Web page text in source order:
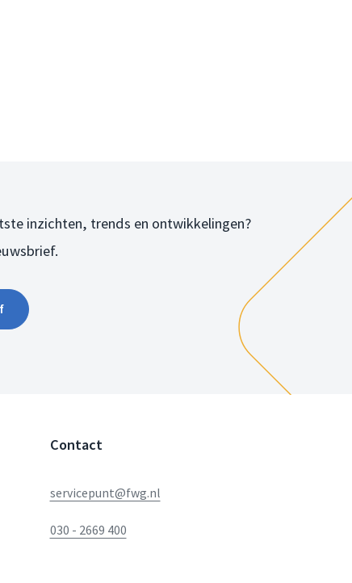
inzichten, trends en ontwikkelingen?
Contact
servicepunt@fwg.nl
030 - 2669 400